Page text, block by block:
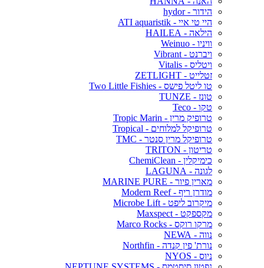
הידור - hydor
היי טי איי - ATI aquaristik
הילאה - HAILEA
וויניו - Weinuo
ויברנט - Vibrant
ויטליס - Vitalis
זטלייט - ZETLIGHT
טו ליטל פישס - Two Little Fishies
טונז - TUNZE
טקו - Teco
טרופיק מרין - Tropic Marin
טרופיקל למלוחים - Tropical
טרופיקל מרין סנטר - TMC
טריטון - TRITON
כימיקלין - ChemiClean
לגונה - LAGUNA
מארין פיור - MARINE PURE
מודרן ריף - Modern Reef
מיקרוב ליפט - Microbe Lift
מקספקט - Maxspect
מרקו רוקס - Marco Rocks
נווה - NEWA
נורת' פין קנדה - Northfin
ניוס - NYOS